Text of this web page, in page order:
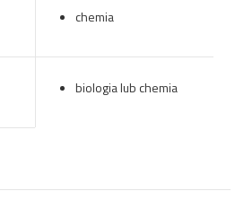
chemia
biologia lub chemia